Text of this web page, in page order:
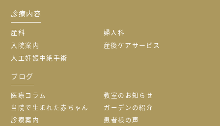
診療内容
産科
婦人科
入院案内
産後ケアサービス
人工妊娠中絶手術
ブログ
医療コラム
教室のお知らせ
当院で生まれた赤ちゃん
ガーデンの紹介
診療案内
患者様の声